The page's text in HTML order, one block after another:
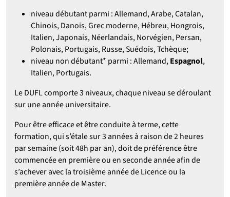
niveau débutant parmi : Allemand, Arabe, Catalan,
Chinois, Danois, Grec moderne, Hébreu, Hongrois,
Italien, Japonais, Néerlandais, Norvégien, Persan,
Polonais, Portugais, Russe, Suédois, Tchèque;
niveau non débutant* parmi : Allemand,Espagnol,
Italien, Portugais.
Le DUFL comporte 3 niveaux, chaque niveau se déroulant
sur une année universitaire.
Pour être efficace et être conduite à terme, cette
formation, qui s’étale sur 3 années à raison de 2 heures
par semaine (soit 48h par an), doit de préférence être
commencée en première ou en seconde année afin de
s’achever avec la troisième année de Licence ou la
première année de Master.